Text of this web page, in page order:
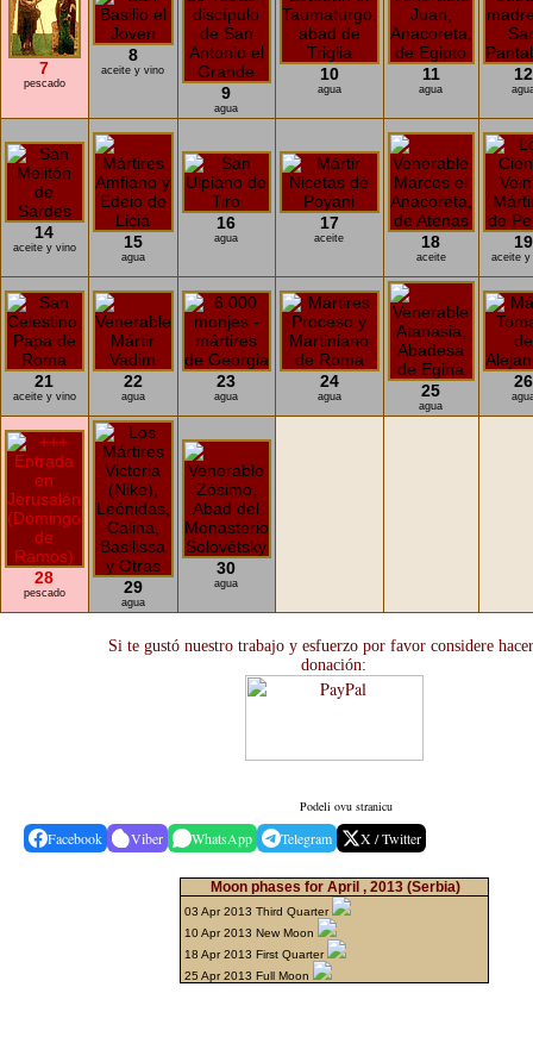
7
pescado
8
aceite y vino
9
agua
10
agua
11
agua
12
14
aceite y vino 15
agua
16
agua
17
aceite 18
aceite
19
aceite y
21
aceite y vino
22
agua
23
agua
24
agua 25
agua
26
28
pescado 29
agua
30
agua
Si te gustó nuestro trabajo y esfuerzo por favor considere
donación:
Podeli ovu stranicu
Facebook Viber WhatsApp Telegram X / Twitter
Moon phases for April , 2013 (Serbia)
03 Apr 2013 Third Quarter
10 Apr 2013 New Moon
18 Apr 2013 First Quarter
25 Apr 2013 Full Moon